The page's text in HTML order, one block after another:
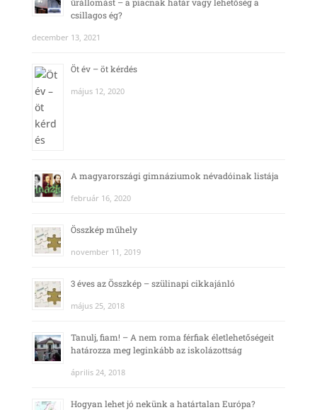
csillagos ég?
december 13, 2021
Öt év – öt kérdés
május 12, 2020
A magyarországi gimnáziumok névadóinak listája
február 16, 2020
Összkép műhely
november 11, 2019
3 éves az Összkép – szülinapi cikkajánló
május 25, 2018
Tanulj, fiam! – A nem roma férfiak életlehetőségeit
határozza meg leginkább az iskolázottság
április 24, 2018
Hogyan lehet jó nekünk a határtalan Európa?